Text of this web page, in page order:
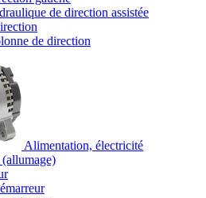
de direction assistée
de direction
Alimentation, électricité